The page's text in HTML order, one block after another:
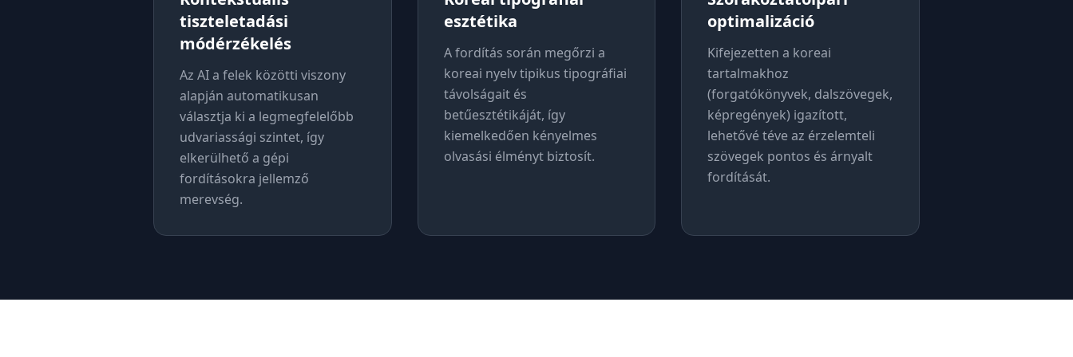
tiszteletadási
módérzékelés
Az AI a felek közötti viszony
alapján automatikusan
választja ki a legmegfelelőbb
udvariassági szintet, így
elkerülhető a gépi
fordításokra jellemző
merevség.
esztétika
A fordítás során megőrzi a
koreai nyelv tipikus tipográfiai
távolságait és
betűesztétikáját, így
kiemelkedően kényelmes
olvasási élményt biztosít.
optimalizáció
Kifejezetten a koreai
tartalmakhoz
(forgatókönyvek, dalszövegek,
képregények) igazított,
lehetővé téve az érzelemteli
szövegek pontos és árnyalt
fordítását.